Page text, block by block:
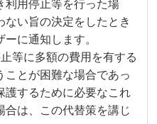
利用停止等を行った場
い旨の決定をしたとき
に通知します。
等に多額の費用を有する
ことが困難な場合であっ
護するために必要なこれ
合は、この代替策を講じ